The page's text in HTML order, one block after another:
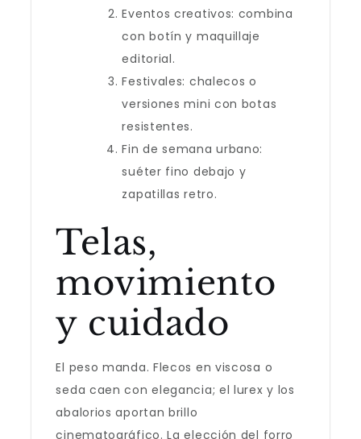
Eventos creativos: combina
con botín y maquillaje
editorial.
Festivales: chalecos o
versiones mini con botas
resistentes.
Fin de semana urbano:
suéter fino debajo y
zapatillas retro.
Telas,
movimiento
y cuidado
El peso manda. Flecos en viscosa o
seda caen con elegancia; el lurex y los
abalorios aportan brillo
cinematográfico. La elección del forro